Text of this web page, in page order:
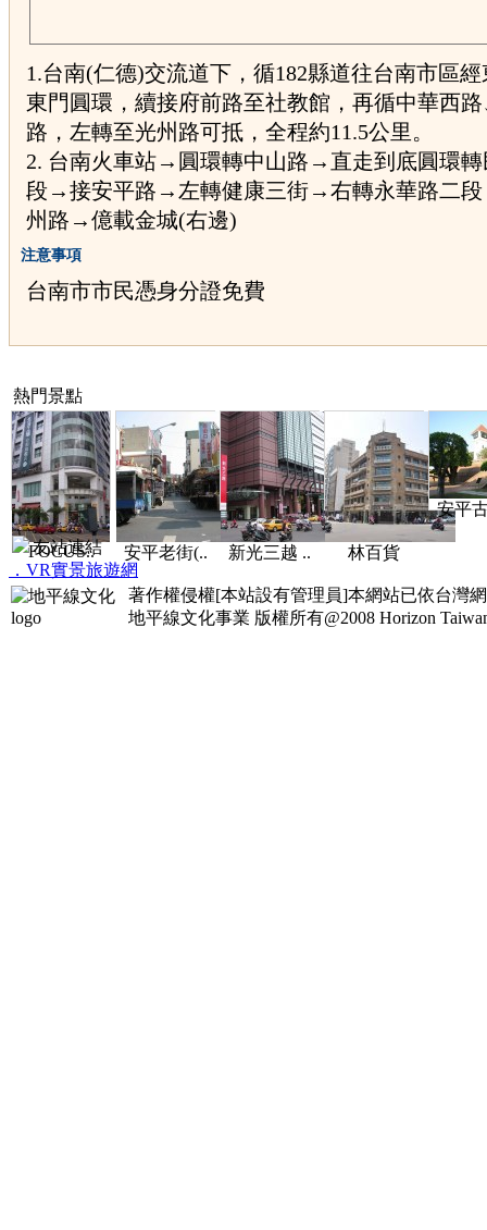
1.台南(仁德)交流道下，循182縣道往台南市區
東門圓環，續接府前路至社教館，再循中華西
路，左轉至光州路可抵，全程約11.5公里。
2. 台南火車站→圓環轉中山路→直走到底圓環轉
段→接安平路→左轉健康三街→右轉永華路二
州路→億載金城(右邊)
注意事項
台南市市民憑身分證免費
熱門景點
FOCUS.. 安平老街(.. 新光三越 .. 林百貨
安平
友站連結
．VR實景旅遊網
著作權侵權[本站設有管理員]本網站已依台灣
地平線文化事業 版權所有@2008 Horizon